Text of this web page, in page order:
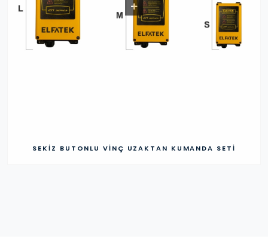
SEKIZ BUTONLU VINÇ UZAKTAN KUMANDA SETI